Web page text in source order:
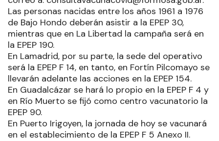
Las personas nacidas entre los años 1961 a 1976
de Bajo Hondo deberán asistir a la EPEP 30,
mientras que en La Libertad la campaña será en
la EPEP 190.
En Lamadrid, por su parte, la sede del operativo
será la EPEP F 14, en tanto, en Fortín Pilcomayo se
llevarán adelante las acciones en la EPEP 154.
En Guadalcázar se hará lo propio en la EPEP F 4 y
en Río Muerto se fijó como centro vacunatorio la
EPEP 90.
En Puerto Irigoyen, la jornada de hoy se vacunará
en el establecimiento de la EPEP F 5 Anexo II.